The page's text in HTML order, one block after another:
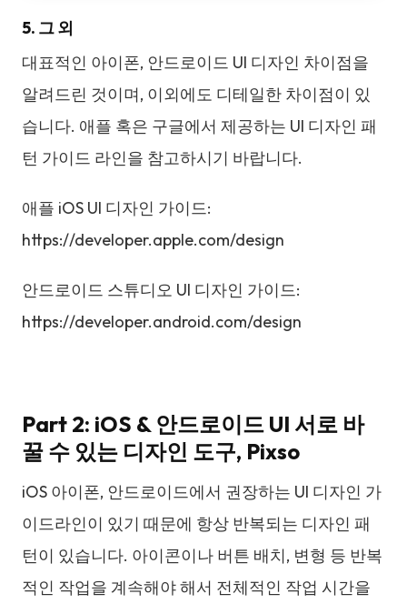
5. 그 외
대표적인 아이폰, 안드로이드 UI 디자인 차이점을
알려드린 것이며, 이외에도 디테일한 차이점이 있
습니다. 애플 혹은 구글에서 제공하는 UI 디자인 패
턴 가이드 라인을 참고하시기 바랍니다.
애플 iOS UI 디자인 가이드:
https://developer.apple.com/design
안드로이드 스튜디오 UI 디자인 가이드:
https://developer.android.com/design
Part 2: iOS & 안드로이드 UI 서로 바
꿀 수 있는 디자인 도구, Pixso
iOS 아이폰, 안드로이드에서 권장하는 UI 디자인 가
이드라인이 있기 때문에 항상 반복되는 디자인 패
턴이 있습니다. 아이콘이나 버튼 배치, 변형 등 반복
적인 작업을 계속해야 해서 전체적인 작업 시간을